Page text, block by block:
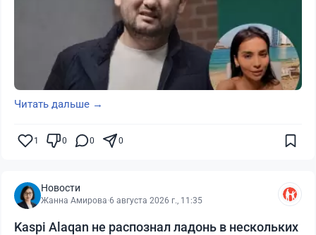
Читать дальше →
1 0 0 0
Новости
Жанна Амирова·6 августа 2026 г., 11:35
Kaspi Alaqan не распознал ладонь в нескольких